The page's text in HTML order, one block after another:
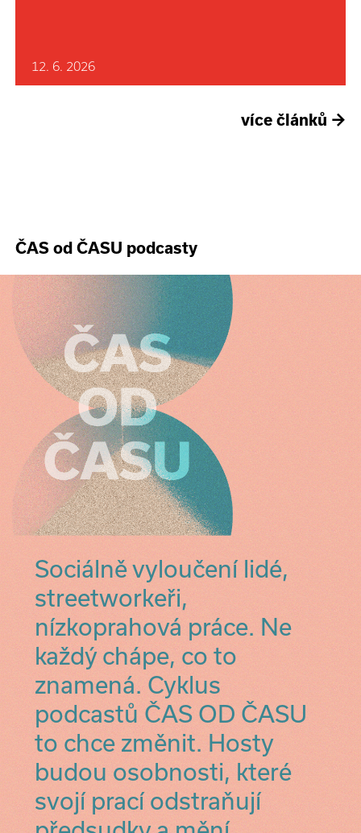
12. 6. 2026
více článků →
ČAS od ČASU podcasty
Sociálně vyloučení lidé,
streetworkeři,
nízkoprahová práce. Ne
každý chápe, co to
znamená. Cyklus
podcastů ČAS OD ČASU
to chce změnit. Hosty
budou osobnosti, které
svojí prací odstraňují